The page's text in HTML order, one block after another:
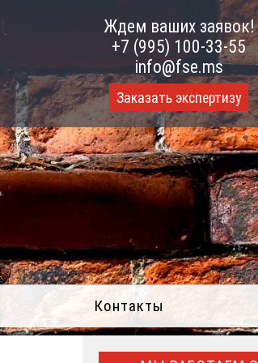
Ждем ваших заявок!
+7 (995) 100-33-55
info@fse.ms
Заказать экспертизу
Контакты